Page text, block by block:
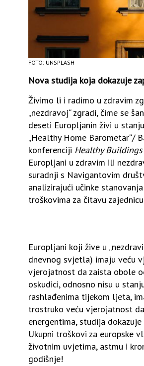
FOTO: UNSPLASH
Nova studija koja dokazuje
Živimo li i radimo u zdravim
„nezdravoj“ zgradi, čime se
deseti Europljanin živi u
„Healthy Home Barometar“/
konferenciji Healthy Buildings
Europljani u zdravim ili
suradnji s Navigantovim
analizirajući učinke
troškovima za čitavu
Europljani koji žive u
dnevnog svjetla) imaju veću
vjerojatnost da zaista obole
oskudici, odnosno nisu u
rashlađenima tijekom ljeta,
trostruko veću vjerojatnost
energentima, studija
Ukupni troškovi za europske
životnim uvjetima, astmu i
godišnje!